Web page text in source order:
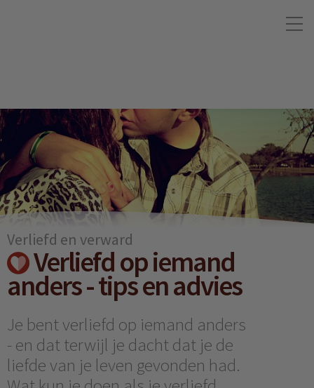
Verliefd en verward
Verliefd op iemand
anders - tips en advies
Je bent verliefd op iemand anders
- en dat terwijl je dacht dat je de
liefde van je leven gevonden had.